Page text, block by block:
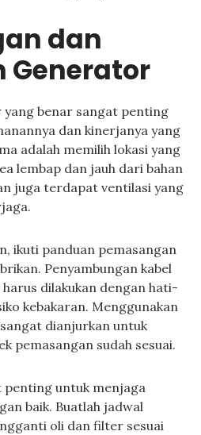
dan
Generator
benar sangat penting
dan kinerjanya yang
adalah memilih lokasi yang
lembap dan jauh dari bahan
juga terdapat ventilasi yang
ikuti panduan pemasangan
Penyambungan kabel
dilakukan dengan hati-
kebakaran. Menggunakan
dianjurkan untuk
pemasangan sudah sesuai.
untuk menjaga
baik. Buatlah jadwal
oli dan filter sesuai